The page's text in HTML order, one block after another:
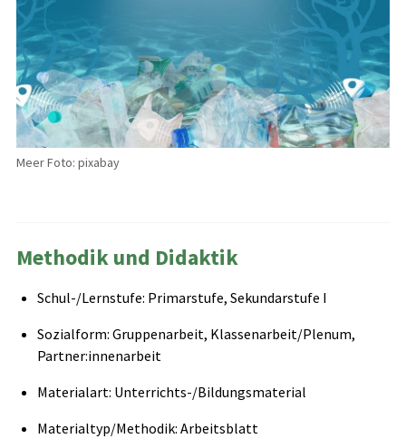
Meer Foto: pixabay
Methodik und Didaktik
Schul-/Lernstufe: Primarstufe, Sekundarstufe I
Sozialform: Gruppenarbeit, Klassenarbeit/Plenum,
Partner:innenarbeit
Materialart: Unterrichts-/Bildungsmaterial
Materialtyp/Methodik: Arbeitsblatt